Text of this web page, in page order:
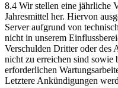
8.4 Wir stellen eine jährliche
Jahresmittel her. Hiervon
Server aufgrund von
nicht in unserem
Verschulden Dritter oder des
nicht zu erreichen sind sowie
erforderlichen
Letztere Ankündigungen